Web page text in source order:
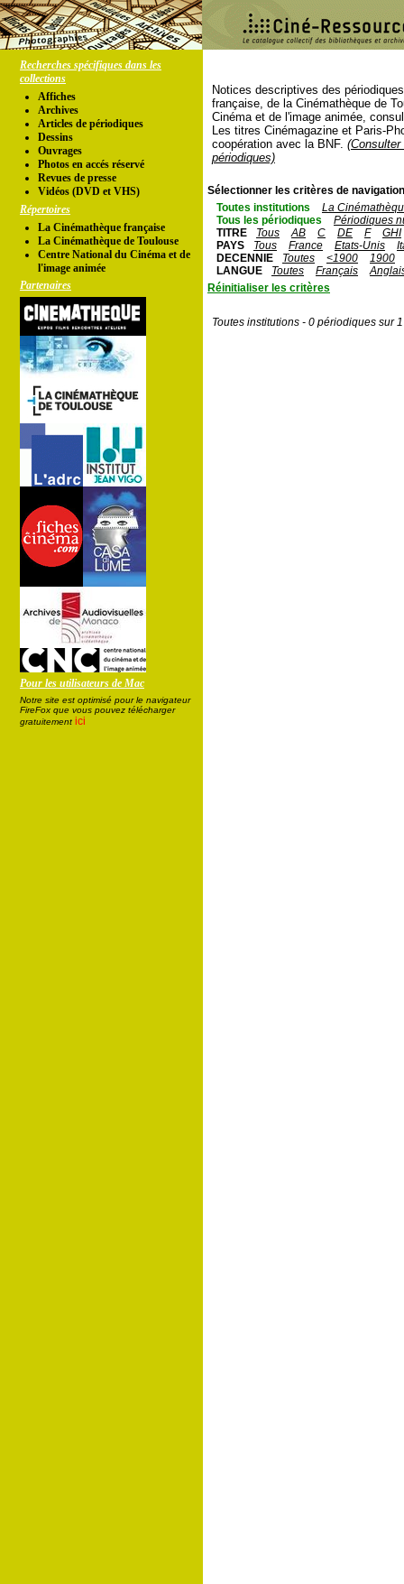
Recherches spécifiques dans les
collections
Affiches
Archives
Articles de périodiques
Dessins
Ouvrages
Photos en accés réservé
Revues de presse
Vidéos (DVD et VHS)
Répertoires
La Cinémathèque française
La Cinémathèque de Toulouse
Centre National du Cinéma et de
l'image animée
Partenaires
Pour les utilisateurs de Mac
Notre site est optimisé pour le navigateur
FireFox que vous pouvez télécharger
gratuitement ici
Notices descriptives des
française, de la Cinémathèque de
Cinéma et de l'image animée,
Les titres Cinémagazine et Paris-
coopération avec la BNF.
périodiques)
Sélectionner les critères de
Toutes institutions
La
Tous les périodiques
Périodiques
TITRE
Tous AB C DE F
GHI
PAYS
Tous France Etats-Unis
DECENNIE
Toutes <1900
1900
LANGUE
Toutes Français
Réinitialiser les critères
Toutes institutions - 0 périodiques sur